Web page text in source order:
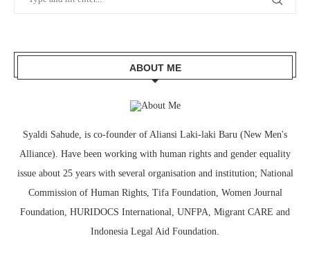
ABOUT ME
Syaldi Sahude, is co-founder of Aliansi Laki-laki Baru (New Men's
Alliance). Have been working with human rights and gender equality
issue about 25 years with several organisation and institution; National
Commission of Human Rights, Tifa Foundation, Women Journal
Foundation, HURIDOCS International, UNFPA, Migrant CARE and
Indonesia Legal Aid Foundation.